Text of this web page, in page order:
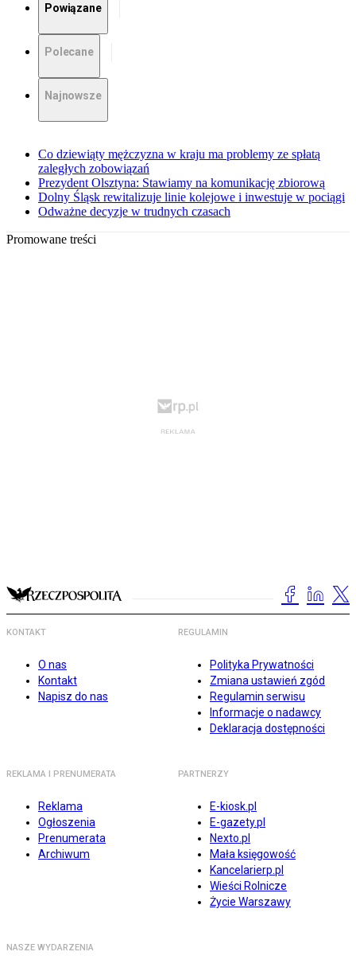
Powiązane
Polecane
Najnowsze
Co dziewiąty mężczyzna w kraju ma problemy ze spłatą
zaległych zobowiązań
Prezydent Olsztyna: Stawiamy na komunikację zbiorową
Dolny Śląsk rewitalizuje linie kolejowe i inwestuje w pociągi
Odważne decyzje w trudnych czasach
Promowane treści
KONTAKT
O nas
Kontakt
Napisz do nas
REGULAMIN
Polityka Prywatności
Zmiana ustawień zgód
Regulamin serwisu
Informacje o nadawcy
Deklaracja dostępności
REKLAMA I PRENUMERATA
Reklama
Ogłoszenia
Prenumerata
Archiwum
PARTNERZY
E-kiosk.pl
E-gazety.pl
Nexto.pl
Mała księgowość
Kancelarierp.pl
Wieści Rolnicze
Życie Warszawy
NASZE WYDARZENIA